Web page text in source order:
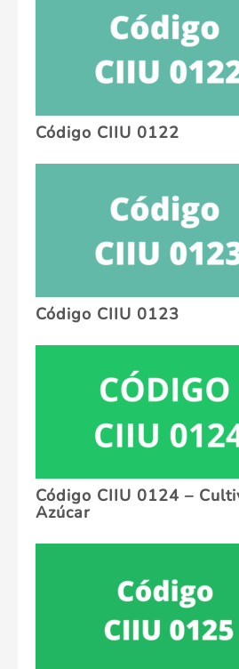
Código CIIU 0122
Código CIIU 0123
Código CIIU 0124 –
Azúcar